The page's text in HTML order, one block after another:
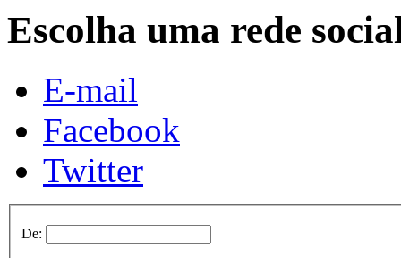
Escolha uma rede
E-mail
Facebook
Twitter
De: